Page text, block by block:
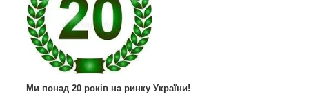
Ми понад 20 років на ринку України!